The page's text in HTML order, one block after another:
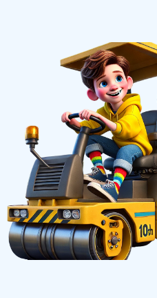
работу на экзаменах
на олимпиадах и